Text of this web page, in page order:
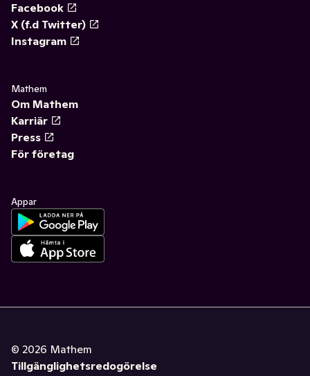
Facebook
X (f.d Twitter)
Instagram
Mathem
Om Mathem
Karriär
Press
För företag
Appar
© 2026 Mathem
Tillgänglighetsredogörelse